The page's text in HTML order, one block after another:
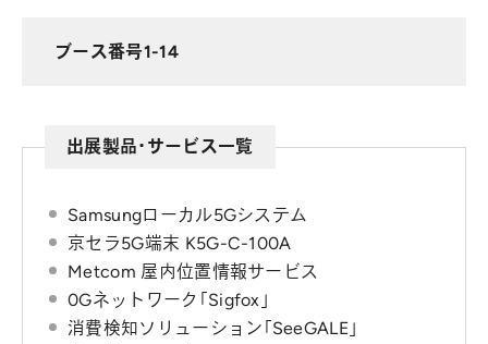
ブース番号1-14
出展製品・サービス一覧
Samsungローカル5Gシステム
京セラ5G端末 K5G-C-100A
Metcom 屋内位置情報サービス
0Gネットワーク「Sigfox」
消費検知ソリューション「SeeGALE」